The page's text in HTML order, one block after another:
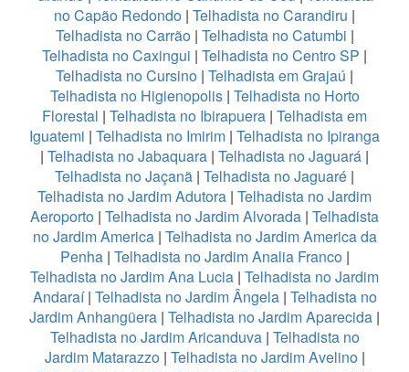
no Capão Redondo | Telhadista no Carandiru |
Telhadista no Carrão| Telhadista no Catumbi |
Telhadista no Caxingui | Telhadista no Centro SP |
Telhadista no Cursino | Telhadista em Grajaú |
Telhadista no Higienopolis| Telhadista no Horto
Florestal | Telhadista no Ibirapuera | Telhadista em
Iguatemi | Telhadista no Imirim | Telhadista no Ipiranga
| Telhadista no Jabaquara | Telhadista no Jaguará |
Telhadista no Jaçanã | Telhadista no Jaguaré |
Telhadista no Jardim Adutora | Telhadista no Jardim
Aeroporto | Telhadista no Jardim Alvorada | Telhadista
no Jardim America| Telhadista no Jardim America da
Penha| Telhadista no Jardim Analia Franco|
Telhadista no Jardim Ana Lucia | Telhadista no Jardim
Andaraí| Telhadista no Jardim Ângela| Telhadista no
Jardim Anhangüera | Telhadista no Jardim Aparecida |
Telhadista no Jardim Aricanduva| Telhadista no
Jardim Matarazzo| Telhadista no Jardim Avelino|